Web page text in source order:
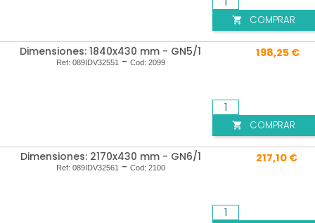
 COMPRAR
Dimensiones: 1840x430 mm - GN5/1
Ref: 089IDV32551- Cod: 2099
198,25 €
 COMPRAR
Dimensiones: 2170x430 mm - GN6/1
Ref: 089IDV32561- Cod: 2100
217,10 €